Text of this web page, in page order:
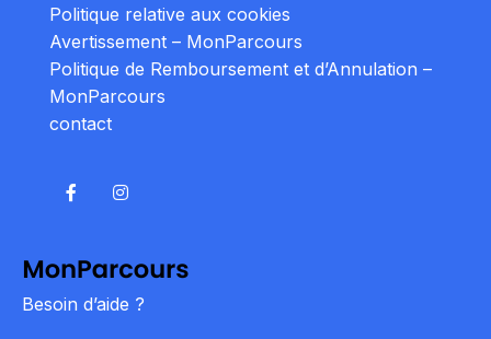
Politique relative aux cookies
Avertissement – MonParcours
Politique de Remboursement et d’Annulation –
MonParcours
contact
Besoin d’aide ?